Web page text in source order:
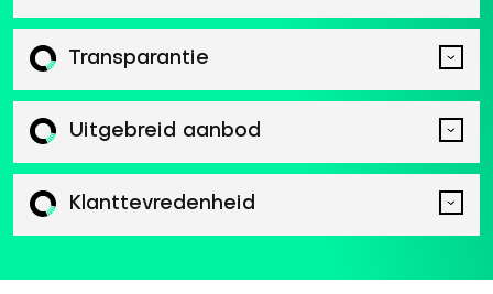
Transparantie
Uitgebreid aanbod
Klanttevredenheid